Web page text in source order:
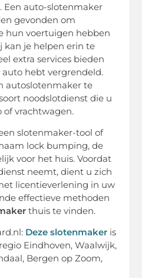
Een auto-slotenmaker
gevonden om
hun voertuigen hebben
kan je helpen erin te
extra services bieden
hebt vergrendeld.
​​autoslotenmaker te
noodslotdienst die u
vrachtwagen.
slotenmaker-tool of
lock bumping, de
voor het huis. Voordat
neemt, dient u zich
licentieverlening in uw
effectieve methoden
thuis te vinden.
Deze slotenmaker is
Eindhoven, Waalwijk,
Bergen op Zoom,